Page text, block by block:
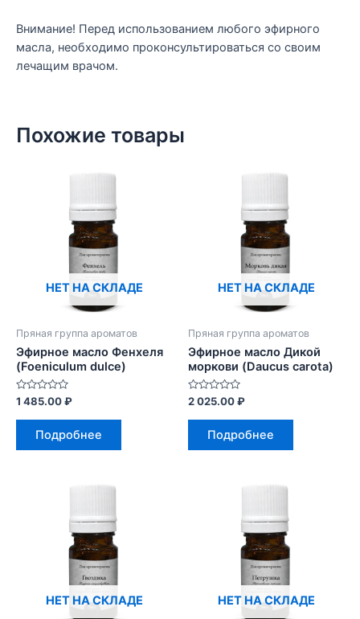
Внимание! Перед использованием любого эфирного
масла, необходимо проконсультироваться со своим
лечащим врачом.
Похожие товары
НЕТ НА СКЛАДЕ
Пряная группа ароматов
Эфирное масло Фенхеля
(Foeniculum dulce)
Оценка
0
из
1 485.00₽
Подробнее
НЕТ НА СКЛАДЕ
Пряная группа ароматов
Эфирное масло Дикой
моркови (Daucus carota)
Оценка
0
из
2 025.00₽
Подробнее
НЕТ НА СКЛАДЕ НЕТ НА СКЛАДЕ